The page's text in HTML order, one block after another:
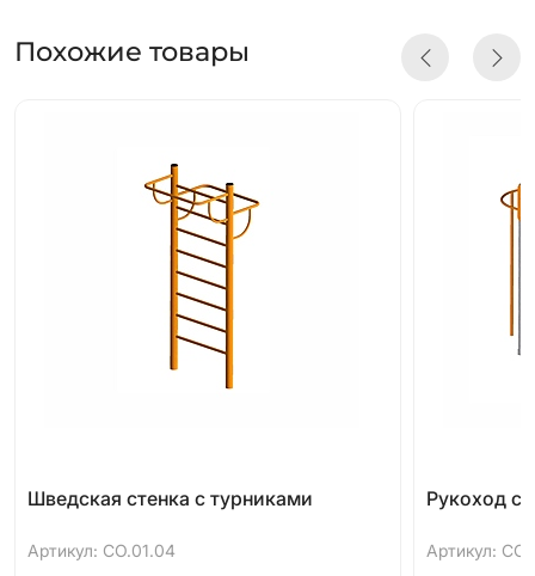
Похожие товары
Шведская стенка с турниками
Артикул: СО.01.04
Рукоход с
Артикул: